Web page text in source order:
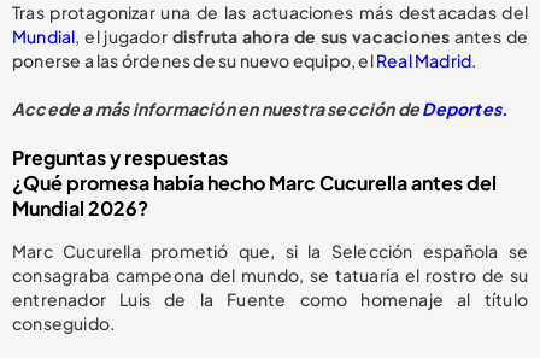
Tras protagonizar una de las actuaciones más destacadas del
Mundial, el jugadordisfruta ahora de sus vacaciones antes de
ponerse a las órdenes de su nuevo equipo, elReal Madrid.
Accede a más información en nuestra sección deDeportes.
Preguntas y respuestas
¿Qué promesa había hecho Marc Cucurella antes del
Mundial 2026?
Marc Cucurella prometió que, si la Selección española se
consagraba campeona del mundo, se tatuaría el rostro de su
entrenador Luis de la Fuente como homenaje al título
conseguido.